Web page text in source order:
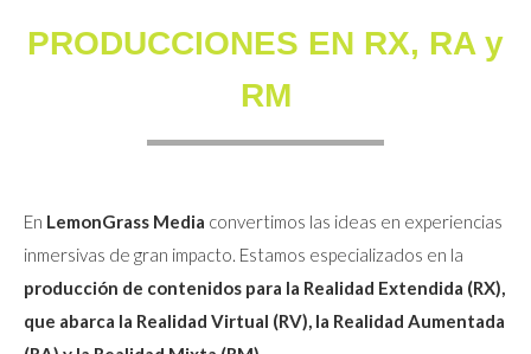
PRODUCCIONES EN RX, RA y
RM
En LemonGrass Media convertimos las ideas en experiencias
inmersivas de gran impacto. Estamos especializados en la
producción de contenidos para la Realidad Extendida (RX),
que abarca la Realidad Virtual (RV), la Realidad Aumentada